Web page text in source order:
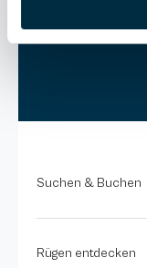
Suchen & Buchen
Rügen entdecken